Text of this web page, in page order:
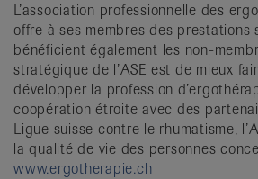
L’association professionnelle des
offre à ses membres des prestations
bénéficient également les non-
stratégique de l’ASE est de mieux
développer la profession
coopération étroite avec des
Ligue suisse contre le rhumatisme,
la qualité de vie des personnes
www.ergotherapie.ch